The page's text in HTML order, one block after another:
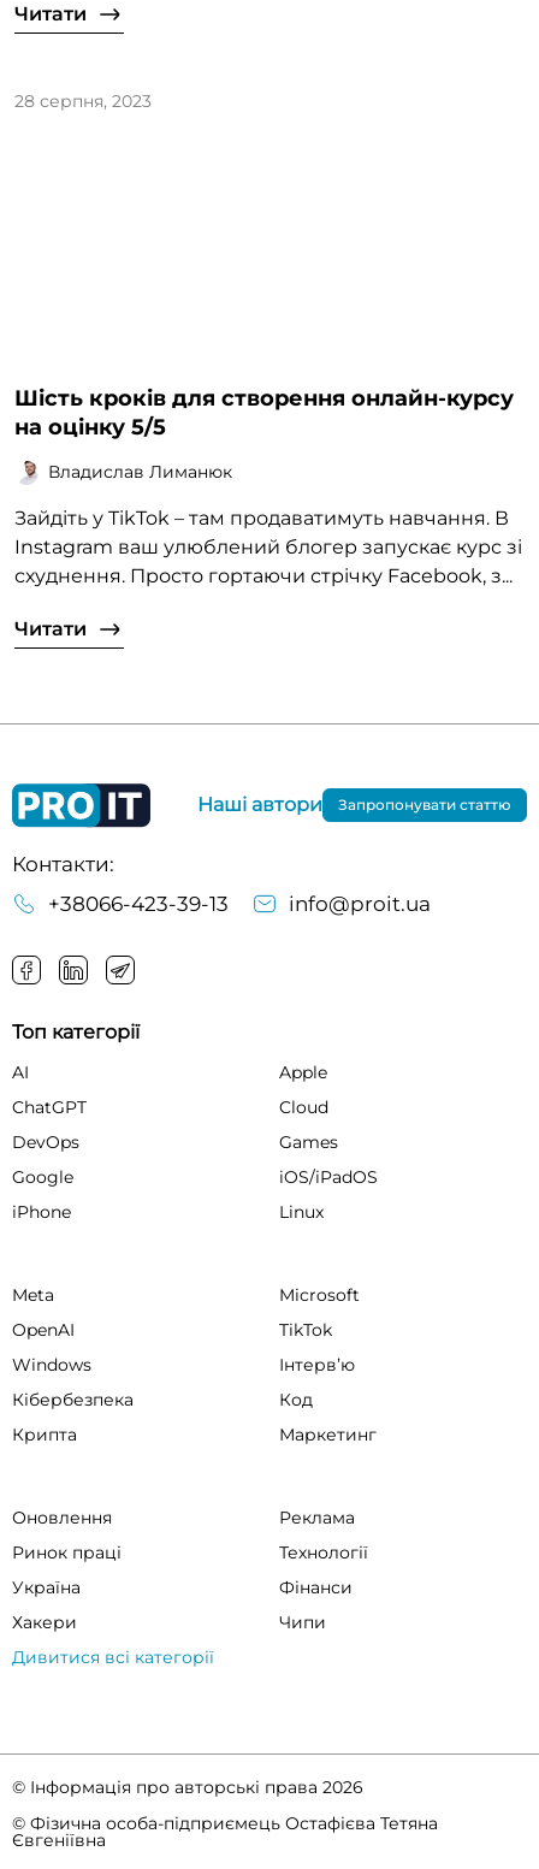
Читати
28 серпня, 2023
Шість кроків для створення онлайн-курсу
на оцінку 5/5
Владислав Лиманюк
Зайдіть у TikTok – там продаватимуть навчання. В
Instagram ваш улюблений блогер запускає курс зі
схуднення. Просто гортаючи стрічку Facebook, з...
Читати
Контакти:
+38066-423-39-13
info@proit.ua
Наші автори Запропонувати статтю
Топ категорії
AI
Apple
ChatGPT
Cloud
DevOps
Games
Google
iOS/iPadOS
iPhone
Linux
Meta
Microsoft
OpenAI
TikTok
Windows
Інтервʼю
Кібербезпека
Код
Крипта
Маркетинг
Оновлення
Реклама
Ринок праці
Технології
Україна
Фінанси
Хакери
Чипи
Дивитися всі категорії
© Інформація про авторські права 2026
© Фізична особа-підприємець Остафієва Тетяна
Євгеніївна